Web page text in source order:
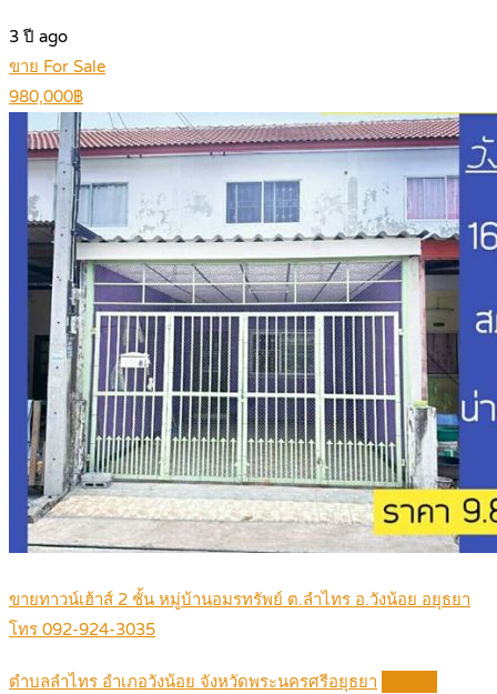
3 ปี ago
ขาย For Sale
980,000฿
ขายทาวน์เฮ้าส์ 2 ชั้น หมู่บ้านอมรทรัพย์ ต.ลำไทร อ.วังน้อย อยุธยา
โทร 092-924-3035
ตำบลลำไทร อำเภอวังน้อย จังหวัดพระนครศรีอยุธยา